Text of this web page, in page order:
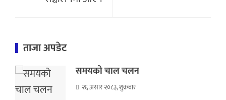
ताजा अपडेट
समयको चाल चलन
२६ असार २०८३, शुक्रबार